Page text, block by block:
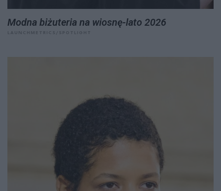
Modna biżuteria na wiosnę-lato 2026